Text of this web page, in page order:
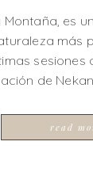
Montaña, es
más
sesiones
de
read